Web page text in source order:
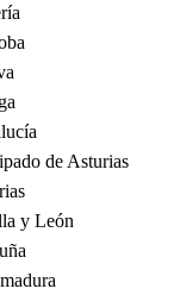
de Asturias
y León